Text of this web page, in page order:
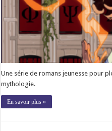
Une série de romans jeunesse pour
mythologie.
En savoir plus »